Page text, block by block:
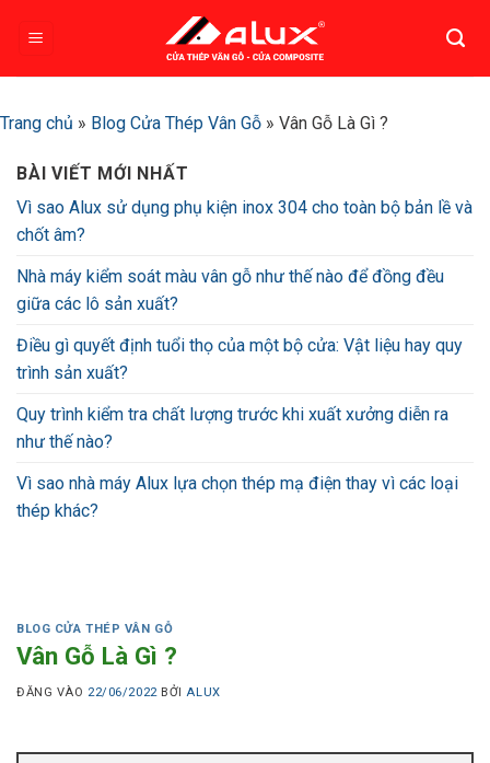
Trang chủ » Blog Cửa Thép Vân Gỗ » Vân Gỗ Là Gì ?
BÀI VIẾT MỚI NHẤT
Vì sao Alux sử dụng phụ kiện inox 304 cho toàn bộ bản lề và
chốt âm?
Nhà máy kiểm soát màu vân gỗ như thế nào để đồng đều
giữa các lô sản xuất?
Điều gì quyết định tuổi thọ của một bộ cửa: Vật liệu hay quy
trình sản xuất?
Quy trình kiểm tra chất lượng trước khi xuất xưởng diễn ra
như thế nào?
Vì sao nhà máy Alux lựa chọn thép mạ điện thay vì các loại
thép khác?
BLOG CỬA THÉP VÂN GỖ
Vân Gỗ Là Gì ?
ĐĂNG VÀO 22/06/2022 BỞI ALUX